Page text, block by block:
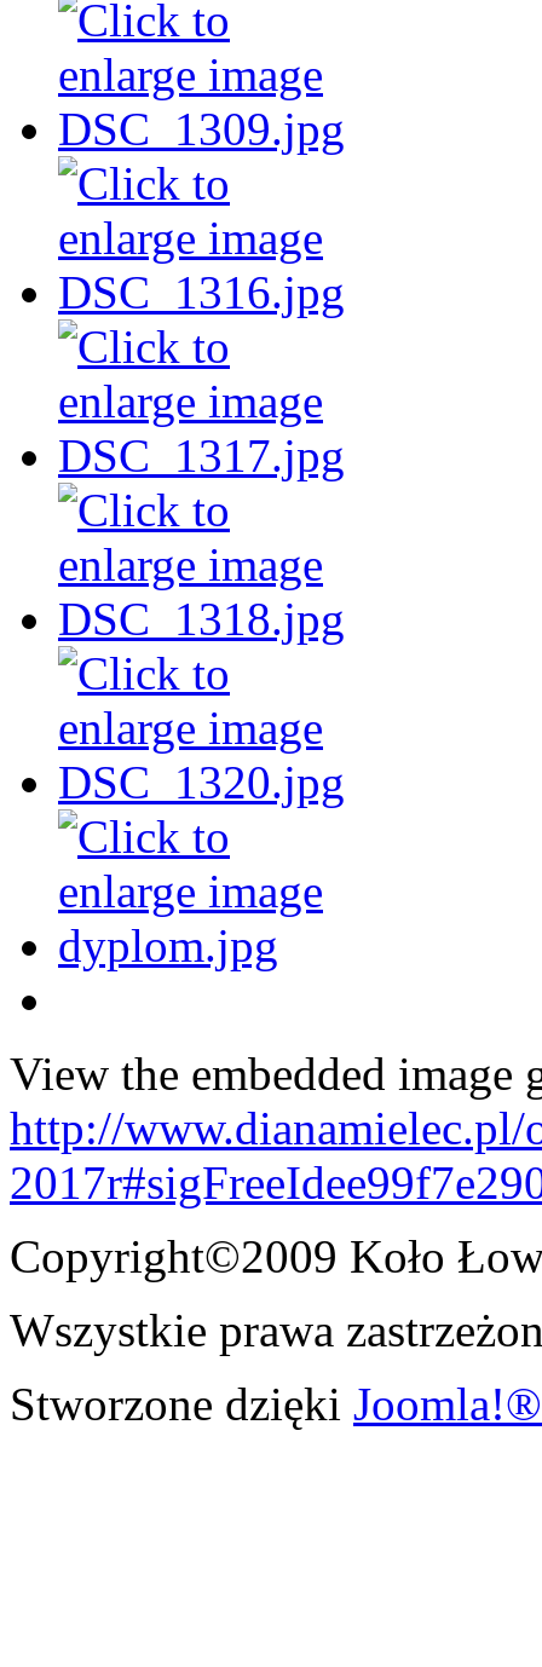
View the embedded image
http://www.dianamielec.pl/
Copyright©2009 Koło
Wszystkie prawa
Stworzone dzięki Joomla!®